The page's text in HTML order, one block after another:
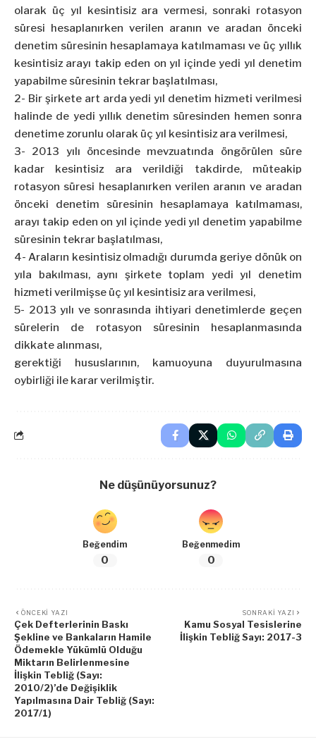
olarak üç yıl kesintisiz ara vermesi, sonraki rotasyon
süresi hesaplanırken verilen aranın ve aradan önceki
denetim süresinin hesaplamaya katılmaması ve üç yıllık
kesintisiz arayı takip eden on yıl içinde yedi yıl denetim
yapabilme süresinin tekrar başlatılması,
2- Bir şirkete art arda yedi yıl denetim hizmeti verilmesi
halinde de yedi yıllık denetim süresinden hemen sonra
denetime zorunlu olarak üç yıl kesintisiz ara verilmesi,
3- 2013 yılı öncesinde mevzuatında öngörülen süre
kadar kesintisiz ara verildiği takdirde, müteakip
rotasyon süresi hesaplanırken verilen aranın ve aradan
önceki denetim süresinin hesaplamaya katılmaması,
arayı takip eden on yıl içinde yedi yıl denetim yapabilme
süresinin tekrar başlatılması,
4- Araların kesintisiz olmadığı durumda geriye dönük on
yıla bakılması, aynı şirkete toplam yedi yıl denetim
hizmeti verilmişse üç yıl kesintisiz ara verilmesi,
5- 2013 yılı ve sonrasında ihtiyari denetimlerde geçen
sürelerin de rotasyon süresinin hesaplanmasında
dikkate alınması,
gerektiği hususlarının, kamuoyuna duyurulmasına
oybirliği ile karar verilmiştir.
Ne düşünüyorsunuz?
Beğendim
0
Beğenmedim
0
ÖNCEKI YAZI
Çek Defterlerinin Baskı
Şekline ve Bankaların Hamile
Ödemekle Yükümlü Olduğu
Miktarın Belirlenmesine
İlişkin Tebliğ (Sayı:
2010/2)’de Değişiklik
Yapılmasına Dair Tebliğ (Sayı:
2017/1)
SONRAKI YAZI
Kamu Sosyal Tesislerine
İlişkin Tebliğ Sayı: 2017-3